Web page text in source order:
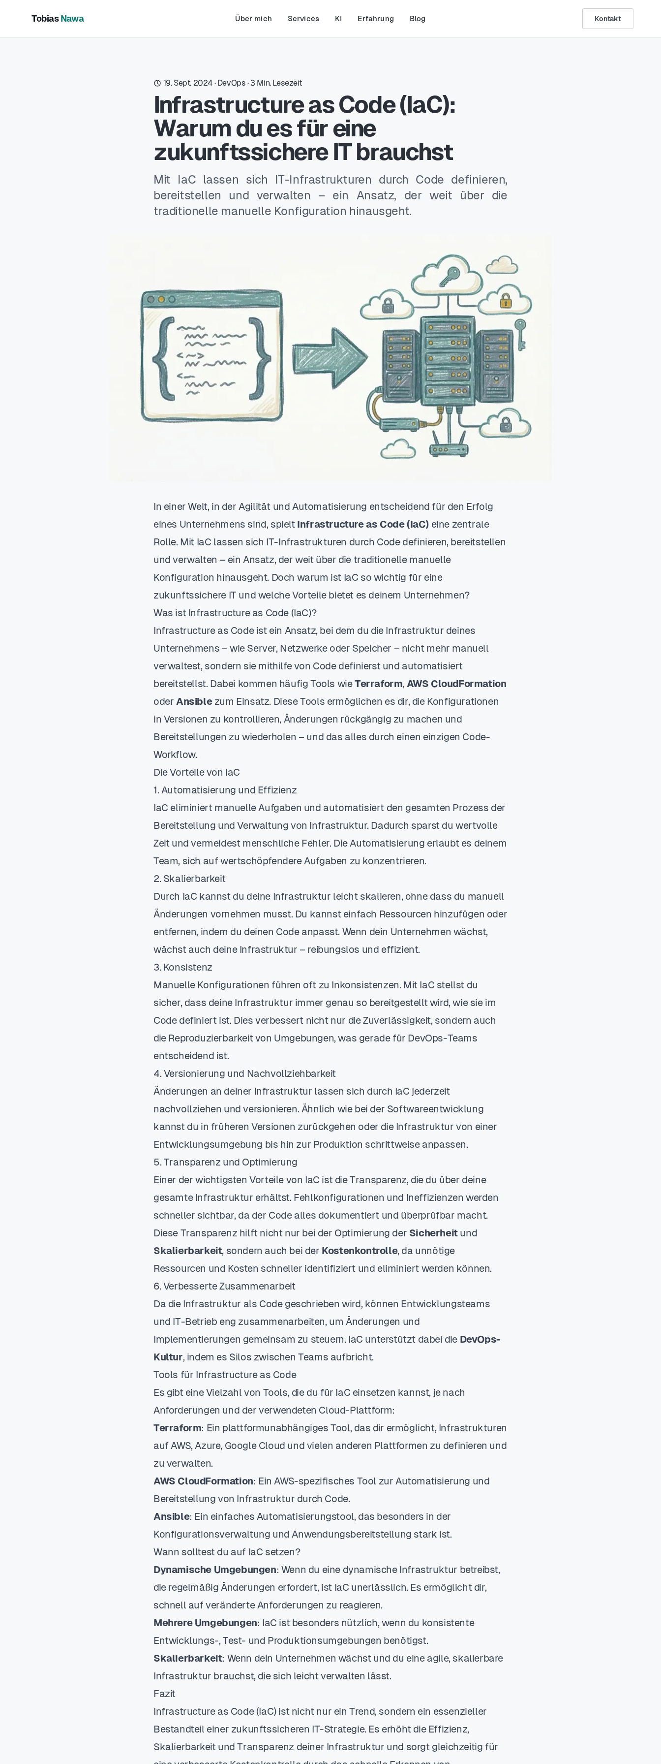
TobiasNawa Über mich Services KI Erfahrung Blog Kontakt
19. Sept. 2024 · DevOps · 3 Min. Lesezeit
Infrastructure as Code (IaC):
Warum du es für eine
zukunftssichere IT brauchst
Mit IaC lassen sich IT-Infrastrukturen durch Code definieren,
bereitstellen und verwalten – ein Ansatz, der weit über die
traditionelle manuelle Konfiguration hinausgeht.
In einer Welt, in der Agilität und Automatisierung entscheidend für den Erfolg
eines Unternehmens sind, spielt Infrastructure as Code (IaC) eine zentrale
Rolle. Mit IaC lassen sich IT-Infrastrukturen durch Code definieren, bereitstellen
und verwalten – ein Ansatz, der weit über die traditionelle manuelle
Konfiguration hinausgeht. Doch warum ist IaC so wichtig für eine
zukunftssichere IT und welche Vorteile bietet es deinem Unternehmen?
Was ist Infrastructure as Code (IaC)?
Infrastructure as Code ist ein Ansatz, bei dem du die Infrastruktur deines
Unternehmens – wie Server, Netzwerke oder Speicher – nicht mehr manuell
verwaltest, sondern sie mithilfe von Code definierst und automatisiert
bereitstellst. Dabei kommen häufig Tools wieTerraform, AWS CloudFormation
oder Ansiblezum Einsatz. Diese Tools ermöglichen es dir, die Konfigurationen
in Versionen zu kontrollieren, Änderungen rückgängig zu machen und
Bereitstellungen zu wiederholen – und das alles durch einen einzigen Code-
Workflow.
Die Vorteile von IaC
1. Automatisierung und Effizienz
IaC eliminiert manuelle Aufgaben und automatisiert den gesamten Prozess der
Bereitstellung und Verwaltung von Infrastruktur. Dadurch sparst du wertvolle
Zeit und vermeidest menschliche Fehler. Die Automatisierung erlaubt es deinem
Team, sich auf wertschöpfendere Aufgaben zu konzentrieren.
2. Skalierbarkeit
Durch IaC kannst du deine Infrastruktur leicht skalieren, ohne dass du manuell
Änderungen vornehmen musst. Du kannst einfach Ressourcen hinzufügen oder
entfernen, indem du deinen Code anpasst. Wenn dein Unternehmen wächst,
wächst auch deine Infrastruktur – reibungslos und effizient.
3. Konsistenz
Manuelle Konfigurationen führen oft zu Inkonsistenzen. Mit IaC stellst du
sicher, dass deine Infrastruktur immer genau so bereitgestellt wird, wie sie im
Code definiert ist. Dies verbessert nicht nur die Zuverlässigkeit, sondern auch
die Reproduzierbarkeit von Umgebungen, was gerade für DevOps-Teams
entscheidend ist.
4. Versionierung und Nachvollziehbarkeit
Änderungen an deiner Infrastruktur lassen sich durch IaC jederzeit
nachvollziehen und versionieren. Ähnlich wie bei der Softwareentwicklung
kannst du in früheren Versionen zurückgehen oder die Infrastruktur von einer
Entwicklungsumgebung bis hin zur Produktion schrittweise anpassen.
5. Transparenz und Optimierung
Einer der wichtigsten Vorteile von IaC ist die Transparenz, die du über deine
gesamte Infrastruktur erhältst. Fehlkonfigurationen und Ineffizienzen werden
schneller sichtbar, da der Code alles dokumentiert und überprüfbar macht.
Diese Transparenz hilft nicht nur bei der Optimierung der Sicherheitund
Skalierbarkeit, sondern auch bei der Kostenkontrolle, da unnötige
Ressourcen und Kosten schneller identifiziert und eliminiert werden können.
6. Verbesserte Zusammenarbeit
Da die Infrastruktur als Code geschrieben wird, können Entwicklungsteams
und IT-Betrieb eng zusammenarbeiten, um Änderungen und
Implementierungen gemeinsam zu steuern. IaC unterstützt dabei die DevOps-
Kultur, indem es Silos zwischen Teams aufbricht.
Tools für Infrastructure as Code
Es gibt eine Vielzahl von Tools, die du für IaC einsetzen kannst, je nach
Anforderungen und der verwendeten Cloud-Plattform:
Terraform: Ein plattformunabhängiges Tool, das dir ermöglicht, Infrastrukturen
auf AWS, Azure, Google Cloud und vielen anderen Plattformen zu definieren und
zu verwalten.
AWS CloudFormation: Ein AWS-spezifisches Tool zur Automatisierung und
Bereitstellung von Infrastruktur durch Code.
Ansible: Ein einfaches Automatisierungstool, das besonders in der
Konfigurationsverwaltung und Anwendungsbereitstellung stark ist.
Wann solltest du auf IaC setzen?
Dynamische Umgebungen: Wenn du eine dynamische Infrastruktur betreibst,
die regelmäßig Änderungen erfordert, ist IaC unerlässlich. Es ermöglicht dir,
schnell auf veränderte Anforderungen zu reagieren.
Mehrere Umgebungen: IaC ist besonders nützlich, wenn du konsistente
Entwicklungs-, Test- und Produktionsumgebungen benötigst.
Skalierbarkeit: Wenn dein Unternehmen wächst und du eine agile, skalierbare
Infrastruktur brauchst, die sich leicht verwalten lässt.
Fazit
Infrastructure as Code (IaC) ist nicht nur ein Trend, sondern ein essenzieller
Bestandteil einer zukunftssicheren IT-Strategie. Es erhöht die Effizienz,
Skalierbarkeit und Transparenz deiner Infrastruktur und sorgt gleichzeitig für